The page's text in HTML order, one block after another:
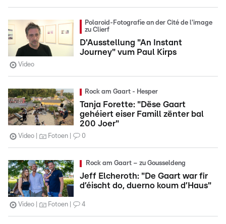
Polaroid-Fotografie an der Cité de l'image
zu Clierf
D'Ausstellung "An Instant
Journey" vum Paul Kirps
Video
Rock am Gaart - Hesper
Tanja Forette: "Dëse Gaart
gehéiert eiser Famill zënter bal
200 Joer"
Video Fotoen 0
Rock am Gaart – zu Gousseldeng
Jeff Elcheroth: "De Gaart war fir
d’éischt do, duerno koum d’Haus"
Video Fotoen 4